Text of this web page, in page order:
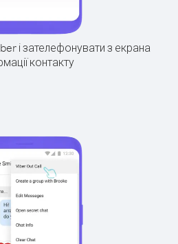
і зателефонувати з екрана
контакту